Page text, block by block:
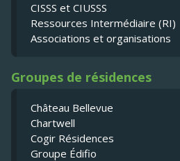
CISSS et CIUSSS
Ressources Intermédiaire (RI)
Associations et organisations
Groupes de résidences
Château Bellevue
Chartwell
Cogir Résidences
Groupe Édifio